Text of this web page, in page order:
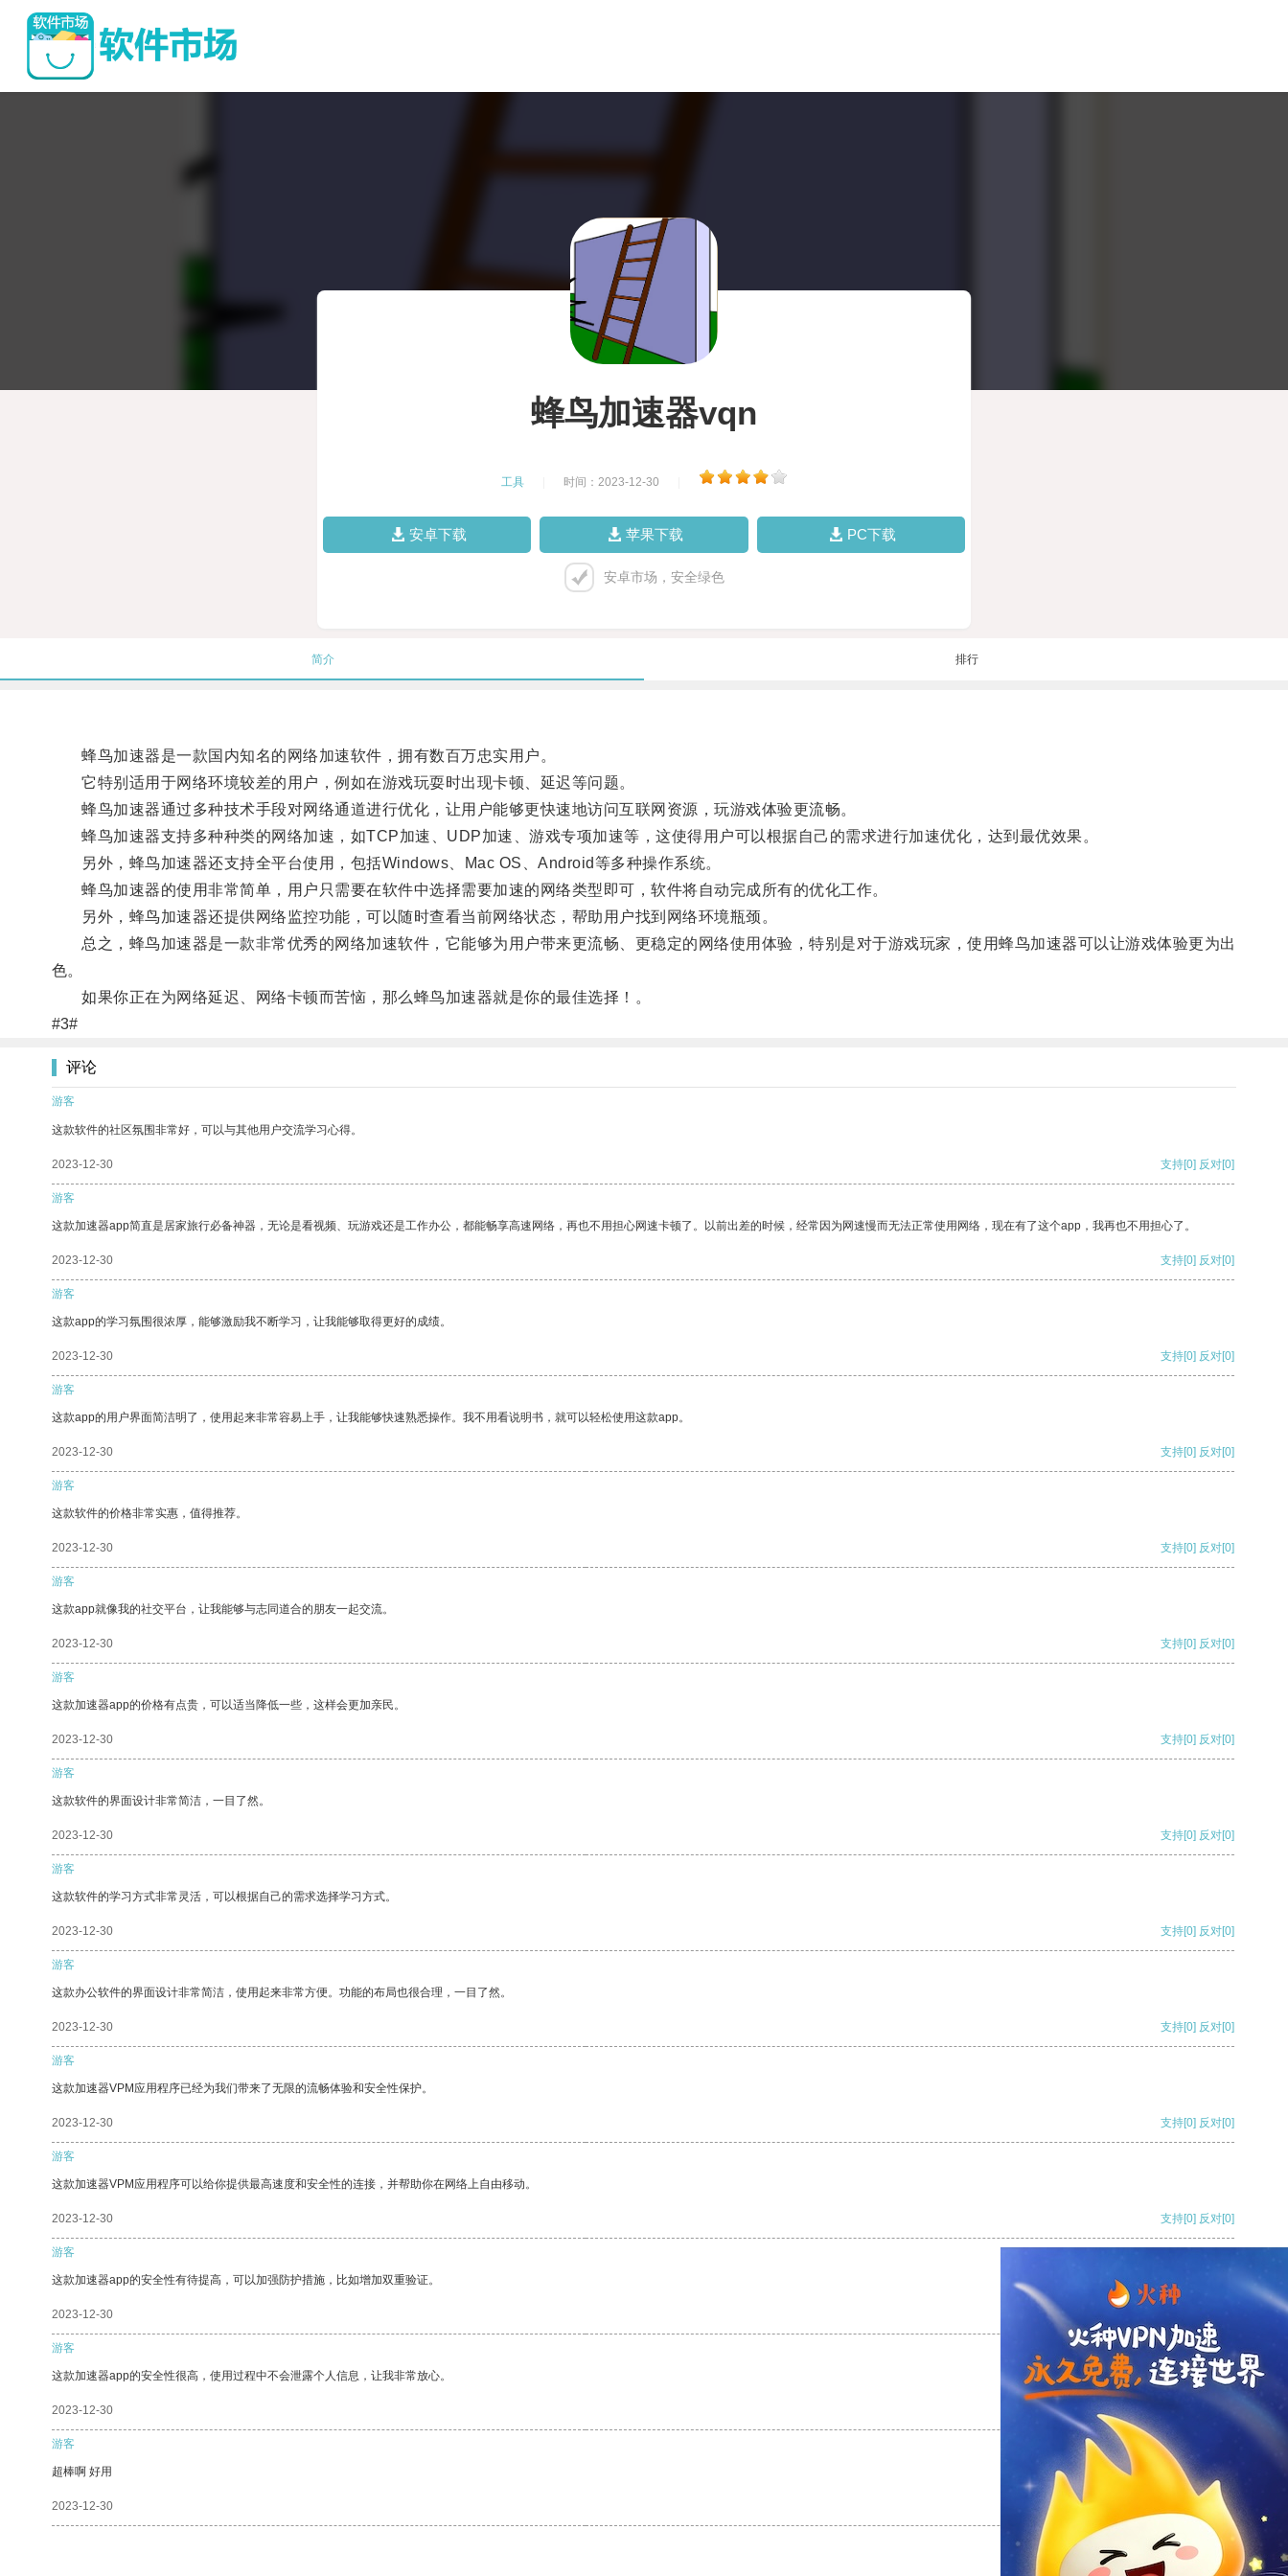
蜂鸟加速器vqn
工具 时间：2023-12-30
安卓下载 苹果下载 PC下载
安卓市场，安全绿色
简介 排行
蜂鸟加速器是一款国内知名的网络加速软件，拥有数百万忠实用户。
它特别适用于网络环境较差的用户，例如在游戏玩耍时出现卡顿、延迟等问题。
蜂鸟加速器通过多种技术手段对网络通道进行优化，让用户能够更快速地访问互联网资源，玩游戏体验更流畅。
蜂鸟加速器支持多种种类的网络加速，如TCP加速、UDP加速、游戏专项加速等，这使得用户可以根据自己的需求进行加速优化，达到最优效果。
另外，蜂鸟加速器还支持全平台使用，包括Windows、Mac OS、Android等多种操作系统。
蜂鸟加速器的使用非常简单，用户只需要在软件中选择需要加速的网络类型即可，软件将自动完成所有的优化工作。
另外，蜂鸟加速器还提供网络监控功能，可以随时查看当前网络状态，帮助用户找到网络环境瓶颈。
总之，蜂鸟加速器是一款非常优秀的网络加速软件，它能够为用户带来更流畅、更稳定的网络使用体验，特别是对于游戏玩家，使用蜂鸟加速器可以让游戏体验更为出
色。
如果你正在为网络延迟、网络卡顿而苦恼，那么蜂鸟加速器就是你的最佳选择！。
#3#
评论
游客
这款软件的社区氛围非常好，可以与其他用户交流学习心得。
2023-12-30 支持[0] 反对[0]
游客
这款加速器app简直是居家旅行必备神器，无论是看视频、玩游戏还是工作办公，都能畅享高速网络，再也不用担心网速卡顿了。以前出差的时候，经常因为网速慢而无法正常使用网络，现在有了这个app，我再也不用担心了。
2023-12-30 支持[0] 反对[0]
游客
这款app的学习氛围很浓厚，能够激励我不断学习，让我能够取得更好的成绩。
2023-12-30 支持[0] 反对[0]
游客
这款app的用户界面简洁明了，使用起来非常容易上手，让我能够快速熟悉操作。我不用看说明书，就可以轻松使用这款app。
2023-12-30 支持[0] 反对[0]
游客
这款软件的价格非常实惠，值得推荐。
2023-12-30 支持[0] 反对[0]
游客
这款app就像我的社交平台，让我能够与志同道合的朋友一起交流。
2023-12-30 支持[0] 反对[0]
游客
这款加速器app的价格有点贵，可以适当降低一些，这样会更加亲民。
2023-12-30 支持[0] 反对[0]
游客
这款软件的界面设计非常简洁，一目了然。
2023-12-30 支持[0] 反对[0]
游客
这款软件的学习方式非常灵活，可以根据自己的需求选择学习方式。
2023-12-30 支持[0] 反对[0]
游客
这款办公软件的界面设计非常简洁，使用起来非常方便。功能的布局也很合理，一目了然。
2023-12-30 支持[0] 反对[0]
游客
这款加速器VPM应用程序已经为我们带来了无限的流畅体验和安全性保护。
2023-12-30 支持[0] 反对[0]
游客
这款加速器VPM应用程序可以给你提供最高速度和安全性的连接，并帮助你在网络上自由移动。
2023-12-30 支持[0] 反对[0]
游客
这款加速器app的安全性有待提高，可以加强防护措施，比如增加双重验证。
2023-12-30
游客
这款加速器app的安全性很高，使用过程中不会泄露个人信息，让我非常放心。
2023-12-30 反对
游客
超棒啊 好用
2023-12-30 反对[0]